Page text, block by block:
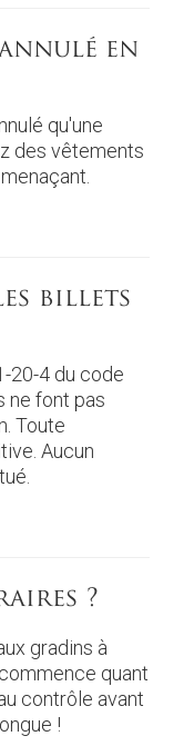
en
qu'une
des vêtements
billets
20-4 du code
ne font pas
Toute
Aucun
?
gradins à
quant
contrôle avant
!